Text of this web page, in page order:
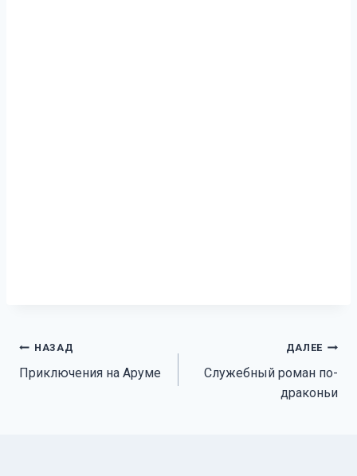
Навигация
по
НАЗАД
Приключения на Аруме
ДАЛЕЕ
Служебный роман по-
драконьи